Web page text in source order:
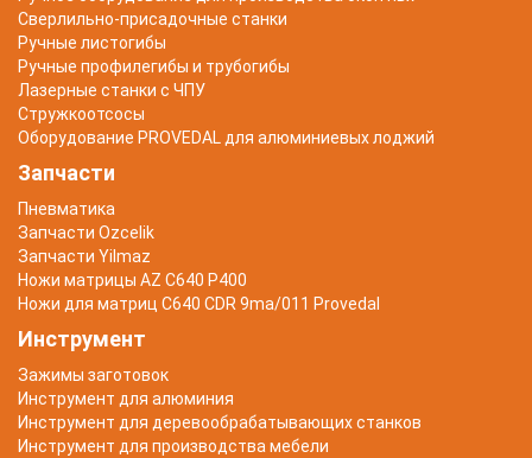
Сверлильно-присадочные станки
Ручные листогибы
Ручные профилегибы и трубогибы
Лазерные станки с ЧПУ
Стружкоотсосы
Оборудование PROVEDAL для алюминиевых лоджий
Запчасти
Пневматика
Запчасти Ozcelik
Запчасти Yilmaz
Ножи матрицы AZ C640 P400
Ножи для матриц C640 CDR 9ma/011 Provedal
Инструмент
Зажимы заготовок
Инструмент для алюминия
Инструмент для деревообрабатывающих станков
Инструмент для производства мебели